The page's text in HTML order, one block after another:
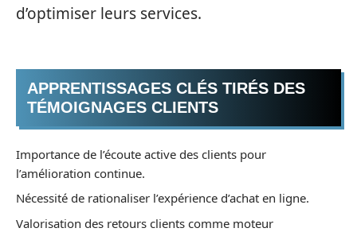
d’optimiser leurs services.
APPRENTISSAGES CLÉS TIRÉS DES
TÉMOIGNAGES CLIENTS
Importance de l’écoute active des clients pour
l’amélioration continue.
Nécessité de rationaliser l’expérience d’achat en ligne.
Valorisation des retours clients comme moteur